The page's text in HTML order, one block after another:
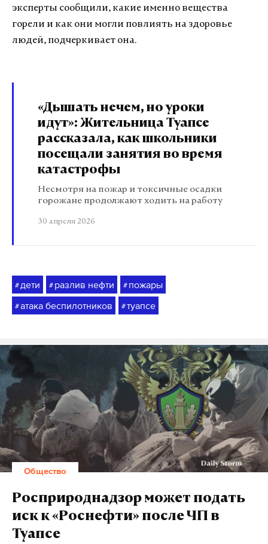
эксперты сообщили, какие именно вещества
горели и как они могли повлиять на здоровье
людей, подчеркивает она.
«Дышать нечем, но уроки
идут»: Жительница Туапсе
рассказала, как школьники
посещали занятия во время
катастрофы
Несмотря на пожар и токсичные осадки
горожане продолжают ходить на работу
30 апреля 2026
# дети # разлив нефти # пожары
#атака беспилотников #туапсе
Общество
Росприроднадзор может подать
иск к «Роснефти» после ЧП в
Туапсе